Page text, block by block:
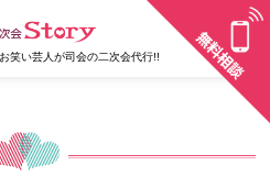
笑い芸人が司会の二次会代行!!